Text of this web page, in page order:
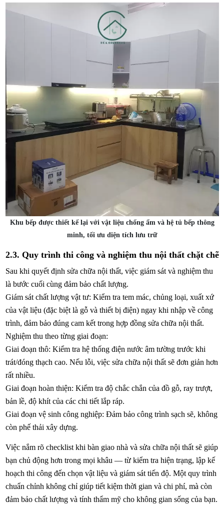
Khu bếp được thiết kế lại với vật liệu chống ẩm và hệ tủ bếp thông
minh, tối ưu diện tích lưu trữ
2.3. Quy trình thi công và nghiệm thu nội thất chặt chẽ
Sau khi quyết định sửa chữa nội thất, việc giám sát và nghiệm thu
là bước cuối cùng đảm bảo chất lượng.
Giám sát chất lượng vật tư: Kiểm tra tem mác, chủng loại, xuất xứ
của vật liệu (đặc biệt là gỗ và thiết bị điện) ngay khi nhập về công
trình, đảm bảo đúng cam kết trong hợp đồng sửa chữa nội thất.
Nghiệm thu theo từng giai đoạn:
Giai đoạn thô: Kiểm tra hệ thống điện nước âm tường trước khi
trát/đóng thạch cao. Nếu lỗi, việc sửa chữa nội thất sẽ đơn giản hơn
rất nhiều.
Giai đoạn hoàn thiện: Kiểm tra độ chắc chắn của đồ gỗ, ray trượt,
bản lề, độ khít của các chi tiết lắp ráp.
Giai đoạn vệ sinh công nghiệp: Đảm bảo công trình sạch sẽ, không
còn phế thải xây dựng.
Việc nắm rõ checklist khi bàn giao nhà và sửa chữa nội thất sẽ giúp
bạn chủ động hơn trong mọi khâu — từ kiểm tra hiện trạng, lập kế
hoạch thi công đến chọn vật liệu và giám sát tiến độ. Một quy trình
chuẩn chỉnh không chỉ giúp tiết kiệm thời gian và chi phí, mà còn
đảm bảo chất lượng và tính thẩm mỹ cho không gian sống của bạn.